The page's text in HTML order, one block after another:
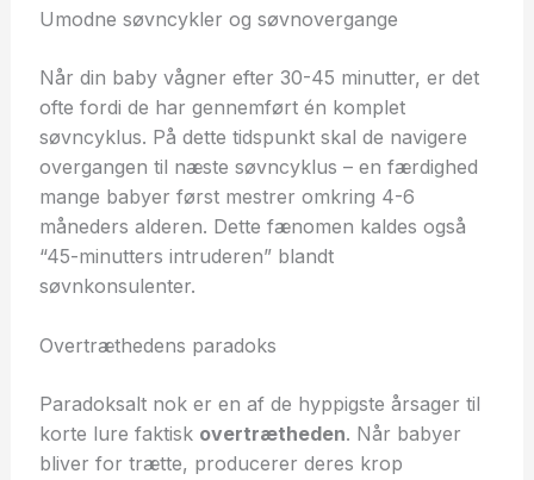
Umodne søvncykler og søvnovergange
Når din baby vågner efter 30-45 minutter, er det
ofte fordi de har gennemført én komplet
søvncyklus. På dette tidspunkt skal de navigere
overgangen til næste søvncyklus – en færdighed
mange babyer først mestrer omkring 4-6
måneders alderen. Dette fænomen kaldes også
“45-minutters intruderen” blandt
søvnkonsulenter.
Overtræthedens paradoks
Paradoksalt nok er en af de hyppigste årsager til
korte lure faktisk overtrætheden. Når babyer
bliver for trætte, producerer deres krop